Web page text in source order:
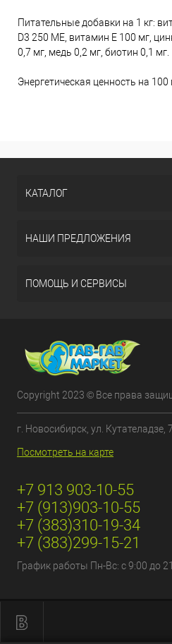
Питательные добавки на 1 кг:
D3 250 МЕ, витамин Е 100 мг,
0,7 мг, медь 0,2 мг, биотин 0,1 мг.
Энергетическая ценность на
КАТАЛОГ
НАШИ ПРЕДЛОЖЕНИЯ
ПОМОЩЬ И СЕРВИСЫ
Copyright 2023 © Все права
г. Новосибирск, ул. Кутателадзе,
Посмотреть на карте
+7 913 903-10-55
+7 (913)903-10-55
+7 (383)310-19-34
+7 (383)299-15-21
График работы Пн-Вс: с 9:00 до